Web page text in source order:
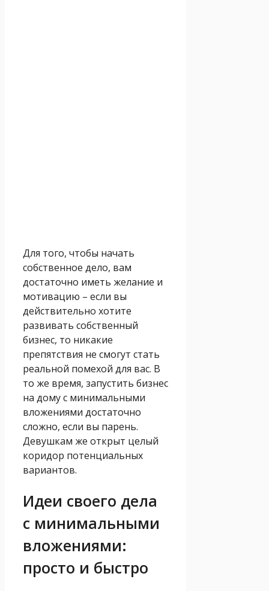
Для того, чтобы начать
собственное дело, вам
достаточно иметь желание и
мотивацию – если вы
действительно хотите
развивать собственный
бизнес, то никакие
препятствия не смогут стать
реальной помехой для вас. В
то же время, запустить бизнес
на дому с минимальными
вложениями достаточно
сложно, если вы парень.
Девушкам же открыт целый
коридор потенциальных
вариантов.
Идеи своего дела
с минимальными
вложениями:
просто и быстро